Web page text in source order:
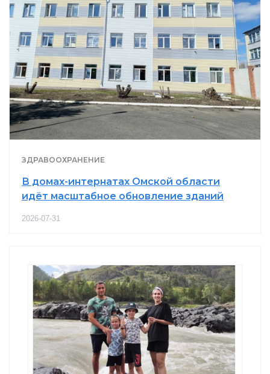
ЗДРАВООХРАНЕНИЕ
В домах-интернатах Омской области
идёт масштабное обновление зданий
2026-07-31